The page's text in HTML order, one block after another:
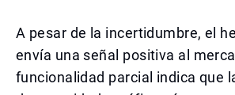
A pesar de la incertidumbre, el
envía una señal positiva al
funcionalidad parcial indica que